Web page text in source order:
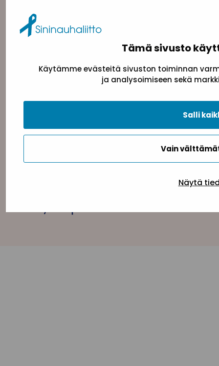
Tämä sivusto
Käytämme evästeitä sivuston toiminnan
ja analysoimiseen sekä
Vain
Salli
Näytä
Pasilanraitio 5, 2. krs, 00240 Helsinki
toimisto@sininauha.fi
Takaisin ylös